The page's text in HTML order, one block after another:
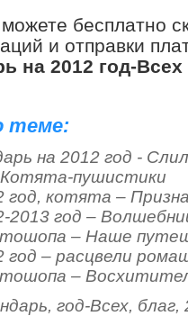
бесплатно
и отправки
на 2012 год-Всех
теме:
на 2012 год -
Котята-пушистики
год, котята –
2013 год –
– Наше
год – расцвели
–
, год-Всех, благ,